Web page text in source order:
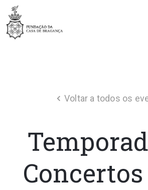
Voltar a todos os
Concertos